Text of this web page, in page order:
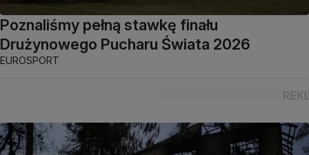
Poznaliśmy pełną stawkę finału
Drużynowego Pucharu Świata 2026
EUROSPORT